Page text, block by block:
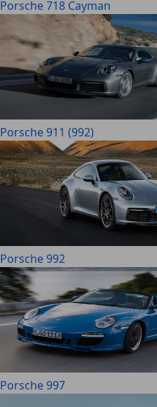
Porsche 718 Cayman
Porsche 911 (992)
Porsche 992
Porsche 997